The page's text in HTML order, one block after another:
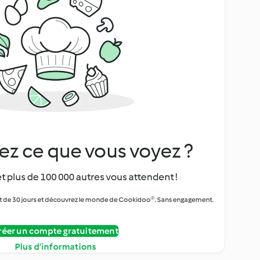
ce que vous voyez ?
plus de 100 000 autres vous attendent !
de 30 jours et découvrez le monde de Cookidoo®. Sans engagement.
un compte gratuitement
Plus d’informations